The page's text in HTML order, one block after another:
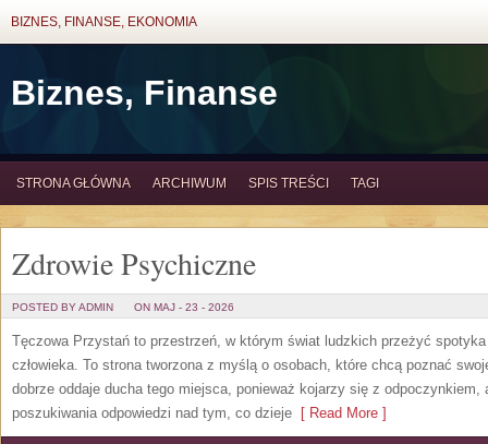
BIZNES, FINANSE, EKONOMIA
Biznes, Finanse
STRONA GŁÓWNA ARCHIWUM SPIS TREŚCI TAGI
Zdrowie Psychiczne
POSTED BY ADMIN ON MAJ - 23 - 2026
Tęczowa Przystań to przestrzeń, w którym świat ludzkich przeżyć
człowieka. To strona tworzona z myślą o osobach, które chcą poznać
dobrze oddaje ducha tego miejsca, ponieważ kojarzy się z odpoczynkiem,
poszukiwania odpowiedzi nad tym, co dzieje [ Read More ]